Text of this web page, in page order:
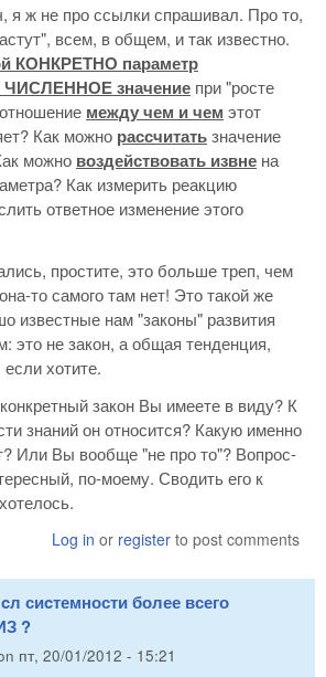
я ж не про ссылки спрашивал. Про то,
всем, в общем, и так известно.
КОНКРЕТНО параметр
ЧИСЛЕННОЕ значение при "росте
между чем и чем этот
Как можно рассчитатьзначение
можно воздействовать извне на
Как измерить реакцию
ответное изменение этого
простите, это больше треп, чем
то самого там нет! Это такой же
известные нам "законы" развития
это не закон, а общая тенденция,
хотите.
закон Вы имеете в виду? К
знаний он относится? Какую именно
Или Вы вообще "не про то"? Вопрос-
по-моему. Сводить его к
Log in or register to post comments
сиcтемности более всего
?
пт, 20/01/2012 - 15:21